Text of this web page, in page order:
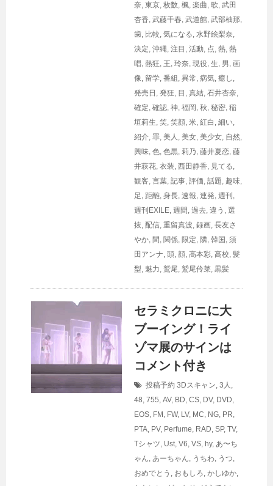
奈, 東京, 枚数, 楓, 楽曲, 歌, 武田
杏香, 武藤千春, 武道館, 武部柚那,
歯, 比較, 気になる, 水野絵梨奈,
決定, 沖縄, 注目 , 活動, 点, 熱, 熱
唱, 熱狂, 王, 玲奈, 現役, 生, 男, 画
像, 留学, 番組 , 異常, 病気, 癒し ,
発売日 , 発狂, 目 , 真結, 石井杏奈,
確定, 確認, 神, 福岡 , 秋, 秘密, 稲
垣莉生, 笑, 笑顔, 米, 紅白 , 細い,
紹介, 罪, 美人 , 美女, 美少女, 自然,
興味, 色, 色黒, 莉乃, 藤井夏恋, 藤
井萩花, 衣装, 西田静香, 見てる,
観客, 言葉, 記事, 評価, 話題, 趣味,
足 , 距離, 身長, 速報, 連発, 週刊 ,
週刊EXILE, 週間 , 過去, 違う , 選
抜, 配信, 重留真波, 録画, 長友さ
やか, 間 , 関係, 限定, 隣, 韓国 , 須
田アンナ, 頭, 顔, 高本彩, 高校, 髪
型, 魅力, 鷲尾, 鷲尾伶菜, 黒髪
セラミクロニに大
ブーイング！ライ
ゾマ展のサインは
コメント付き
投稿予約 3Dスキャン, 3人 ,
48, 755, AV, BD, CS, DV, DVD,
EOS, FM , FW, LV, MC, NG, PR,
PTA, PV, Perfume, RAD, SP, TV,
Tシャツ, Ust, V6, VS, hy, あ〜ち
ゃん, あーちゃん, うちわ, うつ,
おめでとう , おもしろ, かしゆか,